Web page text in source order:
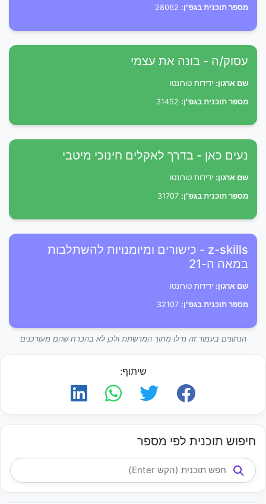
מספר תוכנית בגפ"ן:
עסוק/ה - בונה את עצמי
שם ארגון: ידידות טורונטו
מספר תוכנית בגפ"ן:
נעים כאן - בדרך לאקלים חינוכי מיטבי
שם ארגון: ידידות טורונטו
מספר תוכנית בגפ"ן:
z-skills - כישורים ומיומנויות להשתלבות
במאה ה-21
שם ארגון: ידידות טורונטו
מספר תוכנית בגפ"ן:
הנתונים בעמוד זה נדלו מתוך המרשתת ולכן לא בהכרח שהם מעודכנים
שיתוף:
חיפוש תוכנית לפי מספר